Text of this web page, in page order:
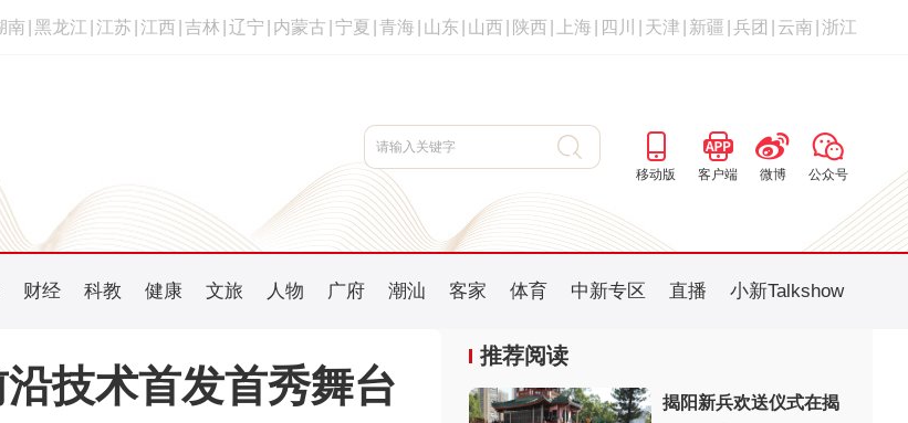
南 黑龙江 江苏 江西 吉林 辽宁 内蒙古 宁夏 青海 山东 山西 陕西 上海 四川 天津 新疆 兵团 云南 浙江
移动版 客户端 微博 公众号
财经 科教 健康 文旅 人物 广府 潮汕 客家 体育 中新专区 直播 小新Talkshow
技术首发首秀舞台
推荐阅读
揭阳新兵欢送仪式在揭